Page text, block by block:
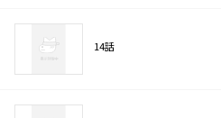
14話